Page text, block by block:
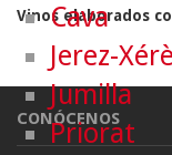
Vinos elaborados
CONÓCENOS
Cava
Jerez-
Jumilla
Priorat